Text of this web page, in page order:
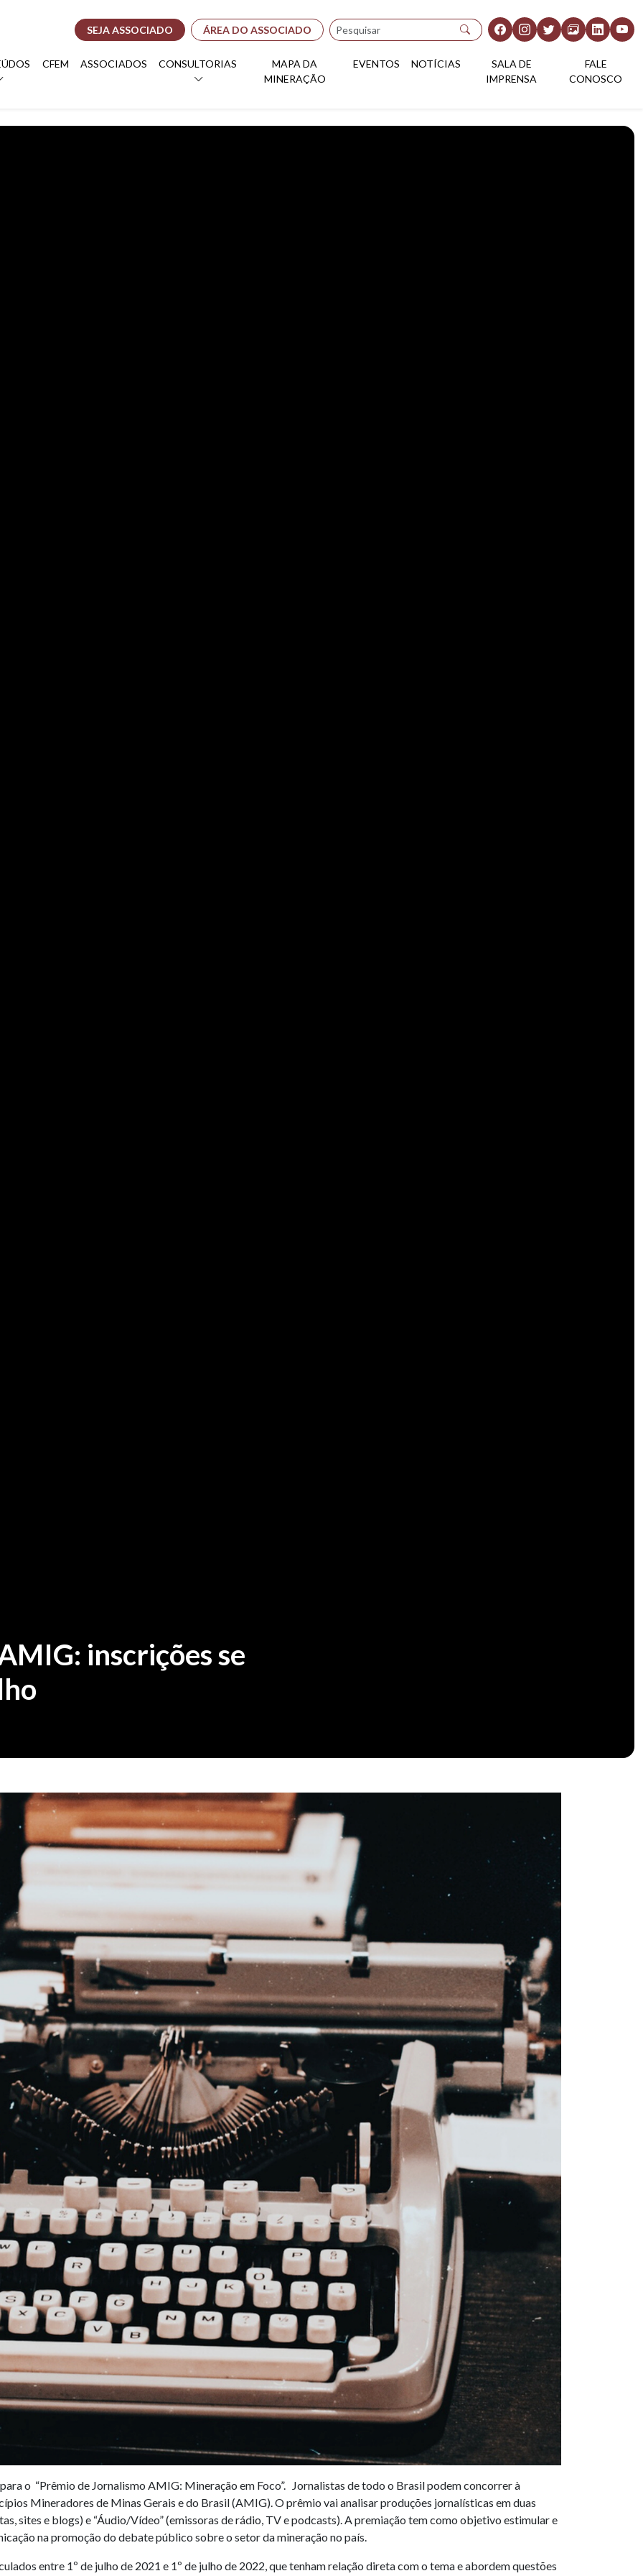
SEJA ASSOCIADO ÁREA DO ASSOCIADO Pesquisar
CFEM ASSOCIADOS CONSULTORIAS
MAPA DA
MINERAÇÃO
EVENTOS NOTÍCIAS
SALA DE
IMPRENSA
FALE
CONOSCO
inscrições se
o “Prêmio de Jornalismo AMIG: Mineração em Foco”. Jornalistas de todo o Brasil podem concorrer à
Mineradores de Minas Gerais e do Brasil (AMIG). O prêmio vai analisar produções jornalísticas em duas
sites e blogs) e “Áudio/Vídeo” (emissoras de rádio, TV e podcasts). A premiação tem como objetivo estimular e
na promoção do debate público sobre o setor da mineração no país.
entre 1º de julho de 2021 e 1º de julho de 2022, que tenham relação direta com o tema e abordem questões